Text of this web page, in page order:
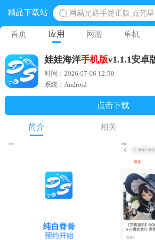
精品下载站
网易光遇手游正版 点亮
黎明觉醒生机腾讯正版
奥特曼王者传奇 正版奥特
地铁跑酷体验服国际服 地
首页 应用 网游 单机
娃娃海洋手机版v1.1.1安卓
时间：2026-07-06 12:50
系统：Android
点击下载
简介 相关